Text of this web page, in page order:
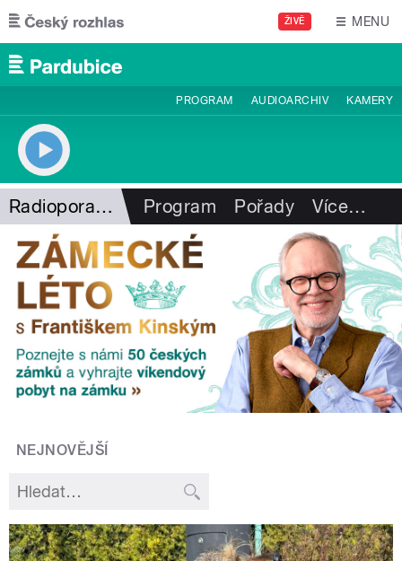
Přejít k hlavnímu obsahu
ŽIVĚ MENU
PROGRAM AUDIOARCHIV KAMERY
Radioporadna Program Pořady Více…
NEJNOVĚJŠÍ